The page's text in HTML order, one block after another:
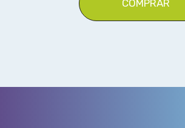
COMPRAR